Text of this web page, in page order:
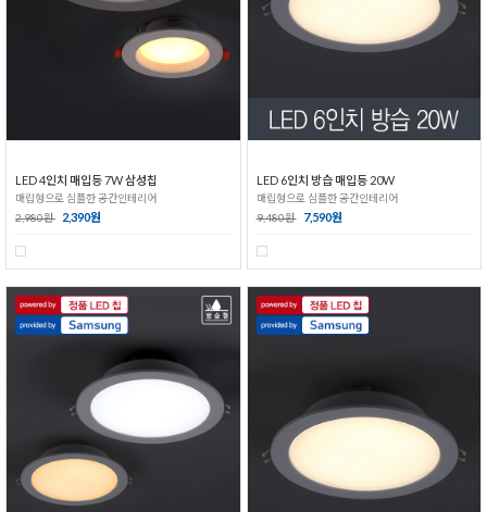
LED 4인치 매입등 7W 삼성칩
매립형으로 심플한 공간인테리어
2,980원 2,390원
LED 6인치 방습 매입등 20W
매립형으로 심플한 공간인테리어
9,480원
7,590원